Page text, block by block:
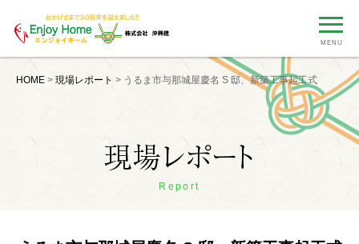
MENU
HOME > 現場レポート > うるま市与那城屋慶名 S 邸、新築工事起工式
Report